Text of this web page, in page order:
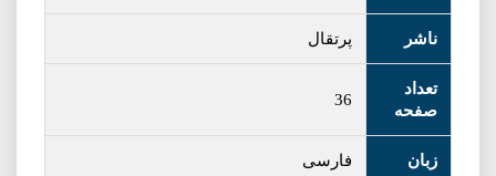
ناشر پرتقال
تعداد
صفحه
36
زبان فارسی